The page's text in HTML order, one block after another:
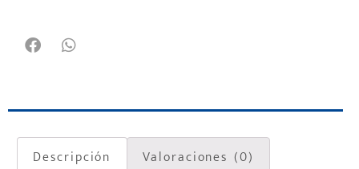
Descripción
Valoraciones (0)